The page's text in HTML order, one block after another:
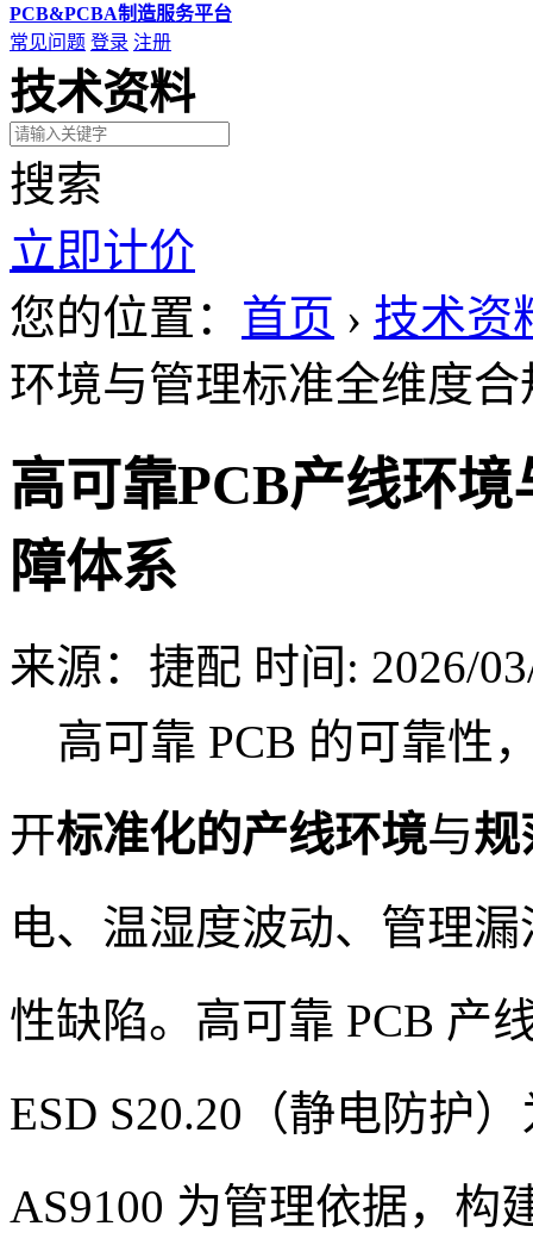
PCB&PCBA制造服务平台
常见问题 登录 注册
技术资料
搜索
立即计价
您的位置： 首页 › 技术资
环境与管理标准全维度
高可靠PCB产线环
障体系
来源：捷配 时间: 2026/
高可靠 PCB 的可靠性
开标准化的产线环境与规
电、温湿度波动、管理
性缺陷。高可靠 PCB 产
ESD S20.20（静电防护
AS9100 为管理依据，构